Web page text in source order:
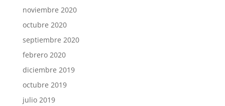
noviembre 2020
octubre 2020
septiembre 2020
febrero 2020
diciembre 2019
octubre 2019
julio 2019